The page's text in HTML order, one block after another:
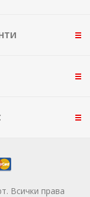
Всички права